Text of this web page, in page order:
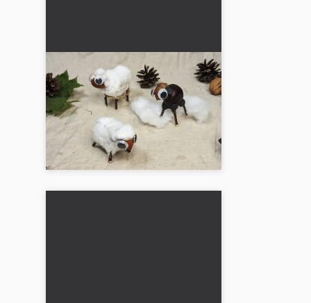
Får av kastanjer och
bomull: Höstpyssel för
barn
Kreativ höstpyssel för stora och
små. Främja finmotoriken och
upptäck naturen tillsammans!...